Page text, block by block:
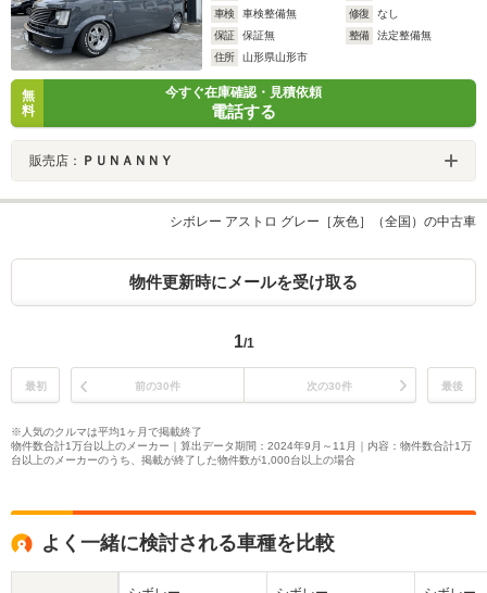
車検
車検整備無 修復
なし
保証
保証無 整備
法定整備無
住所
山形県山形市
無
料
今すぐ在庫確認・見積依頼
電話する
販売店： ＰＵＮＡＮＮＹ
シボレー アストロ グレー［灰色］（全国）の中古車
物件更新時にメールを受け取る
1/1
最初 前の30件 次の30件 最後
※人気のクルマは平均1ヶ月で掲載終了
物件数合計1万台以上のメーカー｜算出データ期間：2024年9月～11月｜内容：物件数合計1万
台以上のメーカーのうち、掲載が終了した物件数が1,000台以上の場合
よく一緒に検討される車種を比較